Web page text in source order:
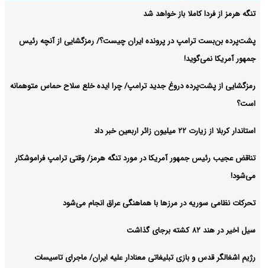
تنگه هرمز از فردا کاملا باز خواهد شد
پشت‌پرده بن‌بست ترامپ در پرونده ایران چیست؟/ رمزگشایی از آنچه رئیس
جمهور آمریکا نمی‌گوید!
رمزگشایی از پشت‌پرده دروغ جدید ترامپ/ چرا ایده خلع سلاح حماس متوهمانه
است؟
استاندار کربلا از زیارت ۲۲ میلیون زائر اربعین خبر داد
تناقض عجیب رئیس جمهور آمریکا در مورد تنگه هرمز/ وقتی ترامپ فراموشکار
می‌شود!
تحرکات نظامی سوریه در مرزها با هماهنگی عراق انجام می‌شود
سیل اخیر در هند ۸۲ کشته برجای گذاشت
رژیم اشغالگر قدس و بازی تبلیغاتی معنادار علیه ایران/ ماجرای تاسیسات